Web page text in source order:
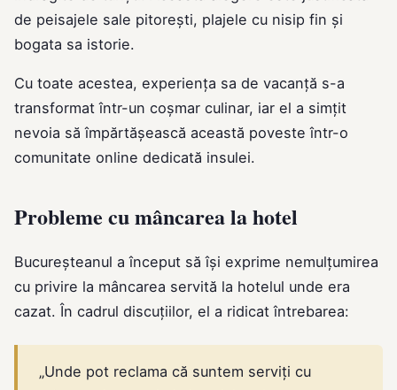
de peisajele sale pitorești, plajele cu nisip fin și
bogata sa istorie.
Cu toate acestea, experiența sa de vacanță s-a
transformat într-un coșmar culinar, iar el a simțit
nevoia să împărtășească această poveste într-o
comunitate online dedicată insulei.
Probleme cu mâncarea la hotel
Bucureșteanul a început să își exprime nemulțumirea
cu privire la mâncarea servită la hotelul unde era
cazat. În cadrul discuțiilor, el a ridicat întrebarea:
„Unde pot reclama că suntem serviți cu